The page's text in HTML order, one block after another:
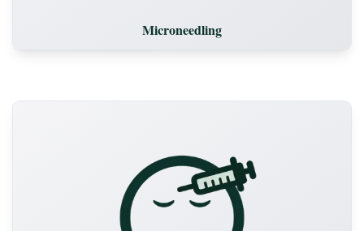
Microneedling